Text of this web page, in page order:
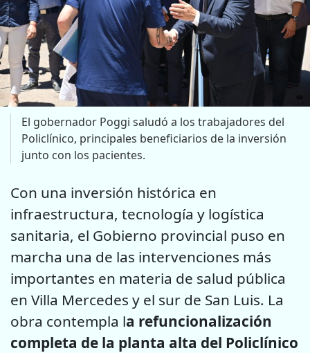
El gobernador Poggi saludó a los trabajadores del
Policlínico, principales beneficiarios de la inversión
junto con los pacientes.
Con una inversión histórica en
infraestructura, tecnología y logística
sanitaria, el Gobierno provincial puso en
marcha una de las intervenciones más
importantes en materia de salud pública
en Villa Mercedes y el sur de San Luis. La
obra contempla la refuncionalización
completa de la planta alta del Policlínico